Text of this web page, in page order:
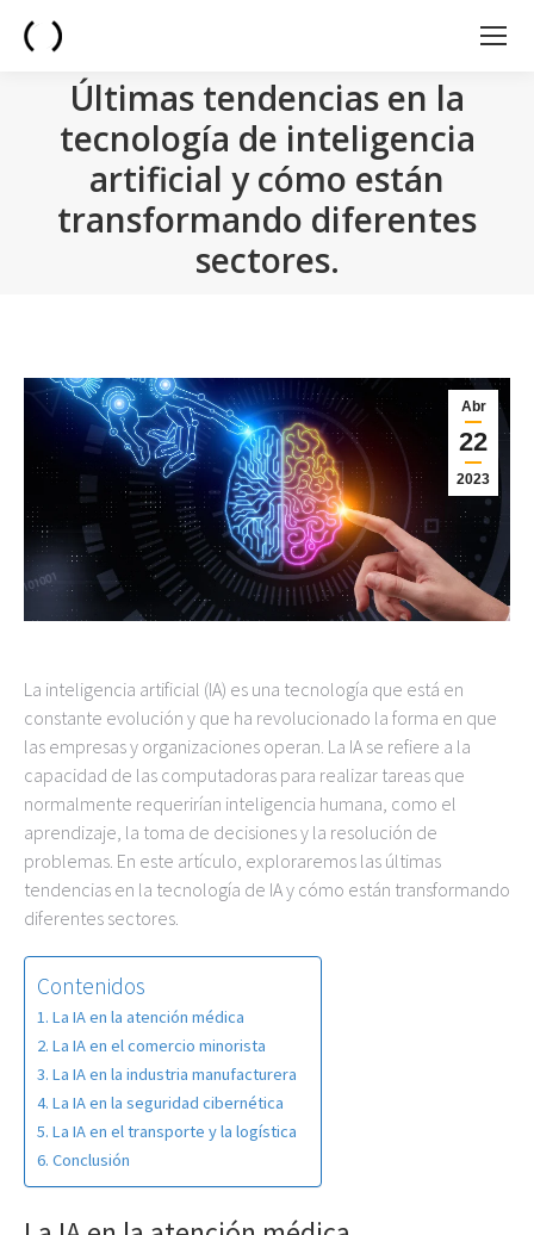
Últimas tendencias en la
tecnología de inteligencia
artificial y cómo están
transformando diferentes
sectores.
Abr
22
2023
La inteligencia artificial (IA) es una tecnología que está en
constante evolución y que ha revolucionado la forma en que
las empresas y organizaciones operan. La IA se refiere a la
capacidad de las computadoras para realizar tareas que
normalmente requerirían inteligencia humana, como el
aprendizaje, la toma de decisiones y la resolución de
problemas. En este artículo, exploraremos las últimas
tendencias en la tecnología de IA y cómo están transformando
diferentes sectores.
Contenidos
La IA en la atención médica
La IA en el comercio minorista
La IA en la industria manufacturera
La IA en la seguridad cibernética
La IA en el transporte y la logística
Conclusión